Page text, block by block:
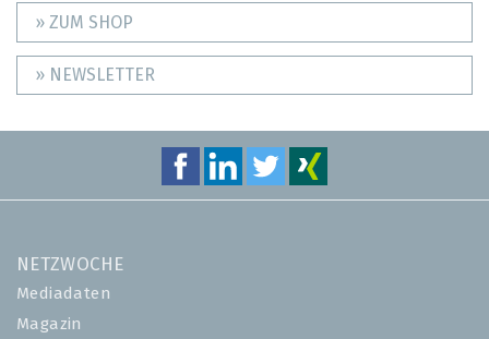
» ZUM SHOP
» NEWSLETTER
NETZWOCHE
Mediadaten
Magazin